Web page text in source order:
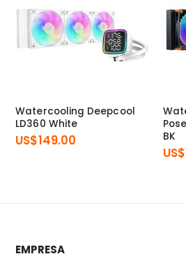
Watercooling Deepcool
LD360 White
US$149.00
BK
US$
EMPRESA